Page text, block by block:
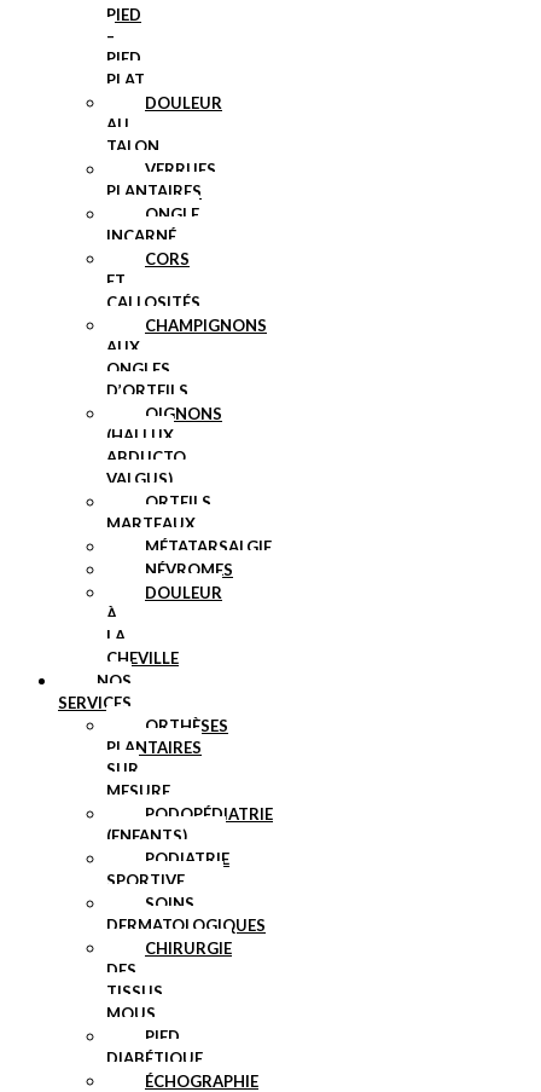
PIED
–
PIED
PLAT
DOULEUR
AU
TALON
VERRUES
PLANTAIRES
ONGLE
INCARNÉ
CORS
ET
CALLOSITÉS
CHAMPIGNONS
AUX
ONGLES
D’ORTEILS
OIGNONS
(HALLUX
ABDUCTO
VALGUS)
ORTEILS
MARTEAUX
MÉTATARSALGIE
NÉVROMES
DOULEUR
À
LA
CHEVILLE
NOS
SERVICES
ORTHÈSES
PLANTAIRES
SUR
MESURE
PODOPÉDIATRIE
(ENFANTS)
PODIATRIE
SPORTIVE
SOINS
DERMATOLOGIQUES
CHIRURGIE
DES
TISSUS
MOUS
PIED
DIABÉTIQUE
ÉCHOGRAPHIE